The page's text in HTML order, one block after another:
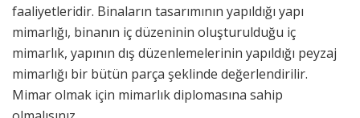
faaliyetleridir. Binaların tasarımının yapıldığı yapı
mimarlığı, binanın iç düzeninin oluşturulduğu iç
mimarlık, yapının dış düzenlemelerinin yapıldığı peyzaj
mimarlığı bir bütün parça şeklinde değerlendirilir.
Mimar olmak için mimarlık diplomasına sahip